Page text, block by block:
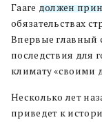
Гааге должен
обязательствах
Впервые главный
последствия для
климату «своими
Несколько лет
приведет к